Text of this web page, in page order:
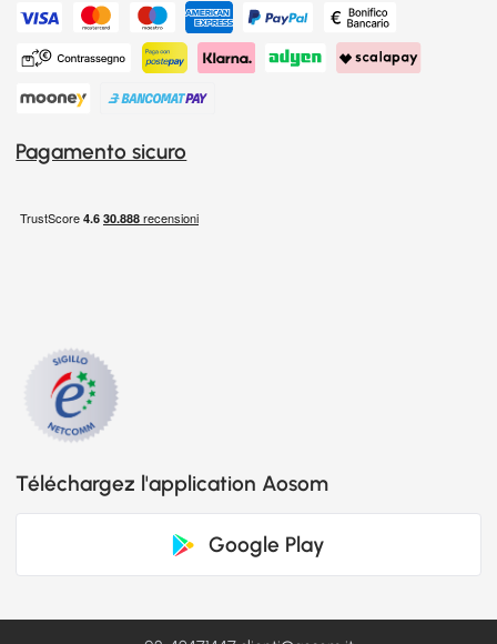
Pagamento sicuro
Téléchargez l'application Aosom
Google Play